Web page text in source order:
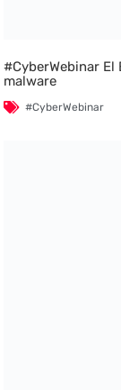
#CyberWebinar
malware
#CyberWebinar